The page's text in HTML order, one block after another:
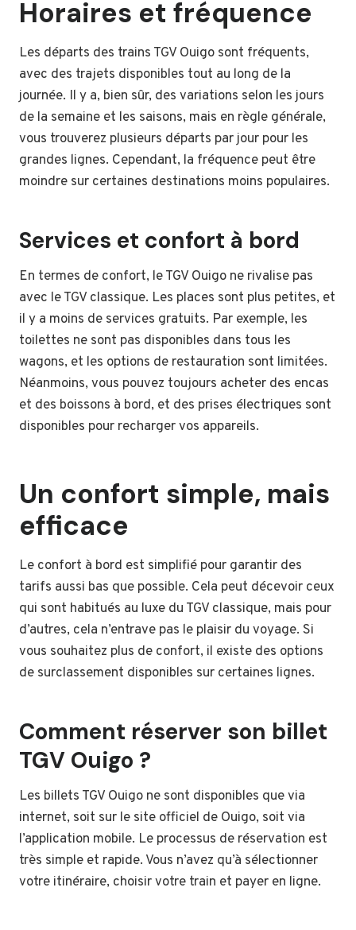
Horaires et fréquence
Les départs des trains TGV Ouigo sont fréquents,
avec des trajets disponibles tout au long de la
journée. Il y a, bien sûr, des variations selon les jours
de la semaine et les saisons, mais en règle générale,
vous trouverez plusieurs départs par jour pour les
grandes lignes. Cependant, la fréquence peut être
moindre sur certaines destinations moins populaires.
Services et confort à bord
En termes de confort, le TGV Ouigo ne rivalise pas
avec le TGV classique. Les places sont plus petites, et
il y a moins de services gratuits. Par exemple, les
toilettes ne sont pas disponibles dans tous les
wagons, et les options de restauration sont limitées.
Néanmoins, vous pouvez toujours acheter des encas
et des boissons à bord, et des prises électriques sont
disponibles pour recharger vos appareils.
Un confort simple, mais
efficace
Le confort à bord est simplifié pour garantir des
tarifs aussi bas que possible. Cela peut décevoir ceux
qui sont habitués au luxe du TGV classique, mais pour
d’autres, cela n’entrave pas le plaisir du voyage. Si
vous souhaitez plus de confort, il existe des options
de surclassement disponibles sur certaines lignes.
Comment réserver son billet
TGV Ouigo ?
Les billets TGV Ouigo ne sont disponibles que via
internet, soit sur le site officiel de Ouigo, soit via
l’application mobile. Le processus de réservation est
très simple et rapide. Vous n’avez qu’à sélectionner
votre itinéraire, choisir votre train et payer en ligne.